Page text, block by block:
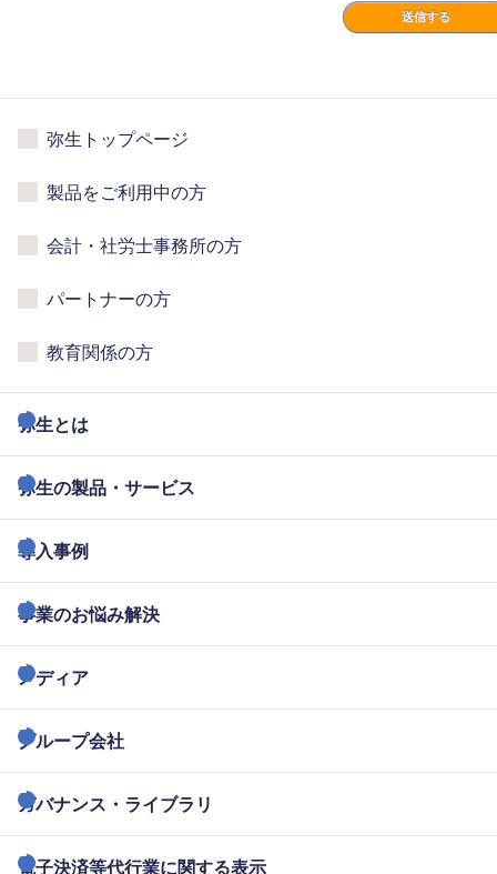
送信する
弥生トップページ
製品をご利用中の方
会計・社労士事務所の方
パートナーの方
教育関係の方
弥生とは
弥生の製品・サービス
導入事例
事業のお悩み解決
メディア
グループ会社
ガバナンス・ライブラリ
電子決済等代行業に関する表示